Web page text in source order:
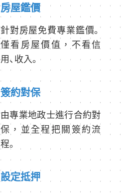
房屋鑑價
針對房屋免費專業鑑價。
僅看房屋價值，不看信
用、收入。
簽約對保
由專業地政士進行合約對
保，並全程把關簽約流
程。
設定抵押